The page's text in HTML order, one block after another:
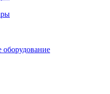
оборудование